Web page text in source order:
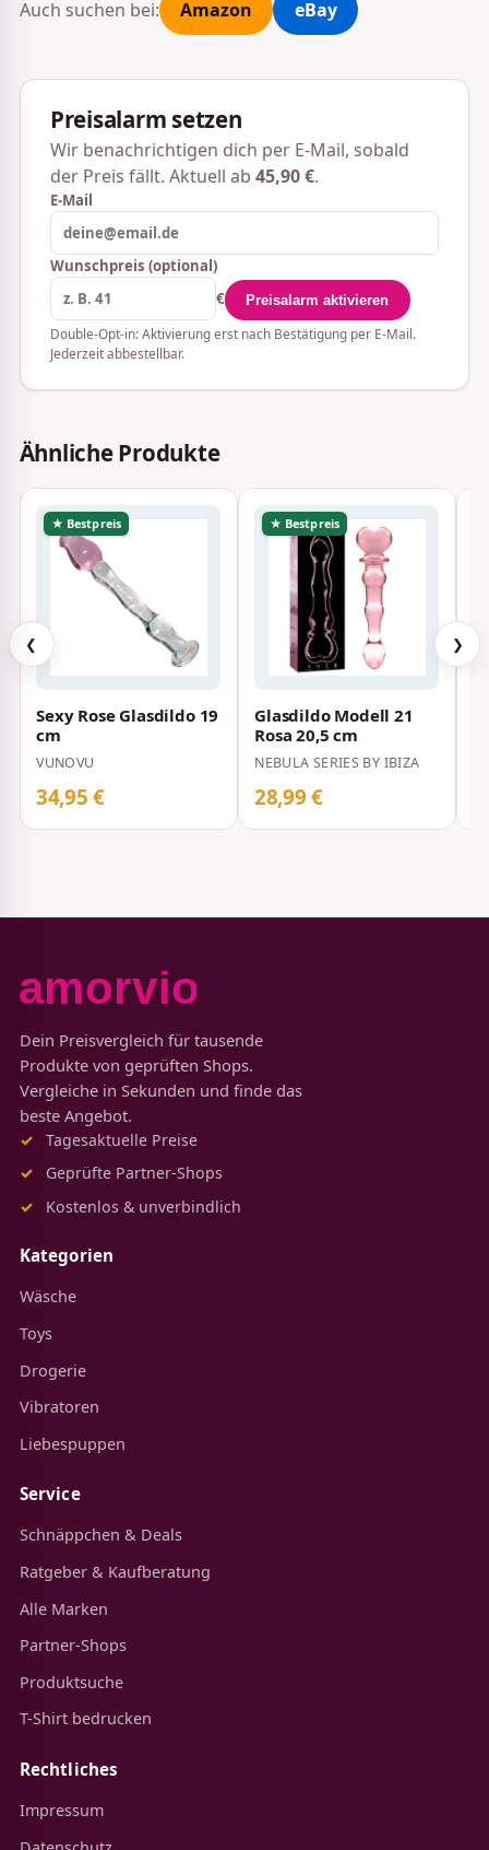
Auch suchen bei: Amazon eBay
Preisalarm setzen
Wir benachrichtigen dich per E-Mail, sobald
der Preis fällt. Aktuell ab 45,90 €.
E-Mail
Wunschpreis (optional)
€
Preisalarm aktivieren
Double-Opt-in: Aktivierung erst nach Bestätigung per E-Mail.
Jederzeit abbestellbar.
Ähnliche Produkte
❮
★ Bestpreis
Sexy Rose Glasdildo 19
cm
VUNOVU
34,95 €
★ Bestpreis
Glasdildo Modell 21
Rosa 20,5 cm
NEBULA SERIES BY IBIZA
28,99 €
❯
Dein Preisvergleich für tausende
Produkte von geprüften Shops.
Vergleiche in Sekunden und finde das
beste Angebot.
Tagesaktuelle Preise
Geprüfte Partner-Shops
Kostenlos & unverbindlich
Kategorien
Wäsche
Toys
Drogerie
Vibratoren
Liebespuppen
Service
Schnäppchen & Deals
Ratgeber & Kaufberatung
Alle Marken
Partner-Shops
Produktsuche
T-Shirt bedrucken
Rechtliches
Impressum